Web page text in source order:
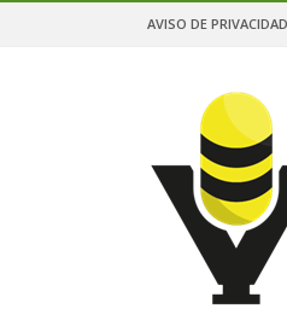
AVISO DE PRIVACIDAD